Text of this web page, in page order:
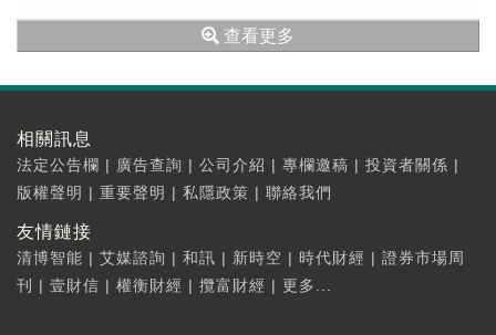
查看更多
相關訊息
法定公告欄 | 廣告查詢 | 公司介紹 | 專欄邀稿 | 投資者關係 |
版權聲明 | 重要聲明 | 私隱政策 | 聯絡我們
友情鏈接
清博智能 | 艾媒諮詢 | 和訊 | 新時空 | 時代財經 | 證券市場周
刊
| 壹財信 | 權衡財經 | 攬富財經 | 更多...